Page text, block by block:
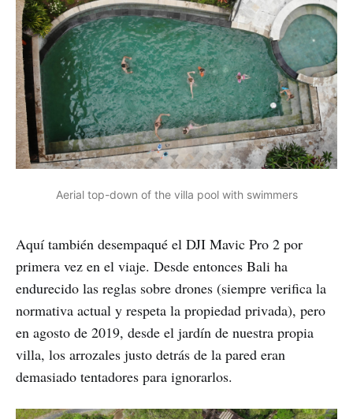
Aerial top-down of the villa pool with swimmers
Aquí también desempaqué el DJI Mavic Pro 2 por
primera vez en el viaje. Desde entonces Bali ha
endurecido las reglas sobre drones (siempre verifica la
normativa actual y respeta la propiedad privada), pero
en agosto de 2019, desde el jardín de nuestra propia
villa, los arrozales justo detrás de la pared eran
demasiado tentadores para ignorarlos.